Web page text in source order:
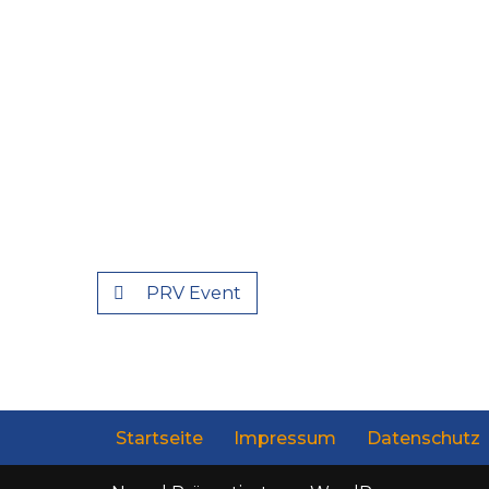
PRV Event
Startseite Impressum Datenschutz